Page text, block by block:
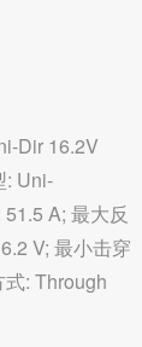
Dir 16.2V
: Uni-
A; 最大反
V; 最小击穿
: Through